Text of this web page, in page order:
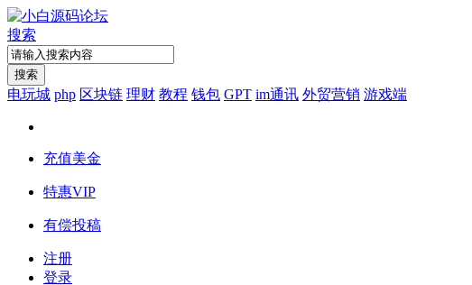
搜索
搜索
电玩城 php 区块链 理财 教程 钱包 GPT im通讯 外贸营销 游戏端
充值美金
特惠VIP
有偿投稿
注册
登录